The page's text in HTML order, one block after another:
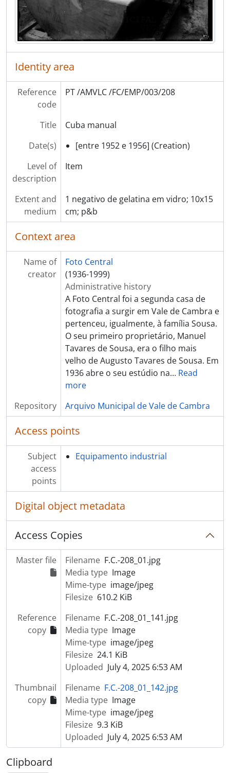
Identity area
Reference
code
PT /AMVLC /FC/EMP/003/208
Title
Cuba manual
Date(s)
[entre 1952 e 1956] (Creation)
Level of
description
Item
Extent and
medium
1 negativo de gelatina em vidro; 10x15
cm; p&b
Context area
Name of
creator
Foto Central
(1936-1999)
Administrative history
A Foto Central foi a segunda casa de
fotografia a surgir em Vale de Cambra e
pertenceu, igualmente, à família Sousa.
O seu primeiro proprietário, Manuel
Tavares de Sousa, era o filho mais
velho de Augusto Tavares de Sousa. Em
1936 abre o seu estúdio na… Read
more
Repository
Arquivo Municipal de Vale de Cambra
Access points
Subject
access
points
Equipamento industrial
Digital object metadata
Access Copies
Master file Filename F.C.-208_01.jpg
Media type Image
Mime-type image/jpeg
Filesize 610.2 KiB
Reference
copy
Filename F.C.-208_01_141.jpg
Media type Image
Mime-type image/jpeg
Filesize 24.1 KiB
Uploaded July 4, 2025 6:53 AM
Thumbnail
copy
Filename F.C.-208_01_142.jpg
Media type Image
Mime-type image/jpeg
Filesize 9.3 KiB
Uploaded July 4, 2025 6:53 AM
Clipboard